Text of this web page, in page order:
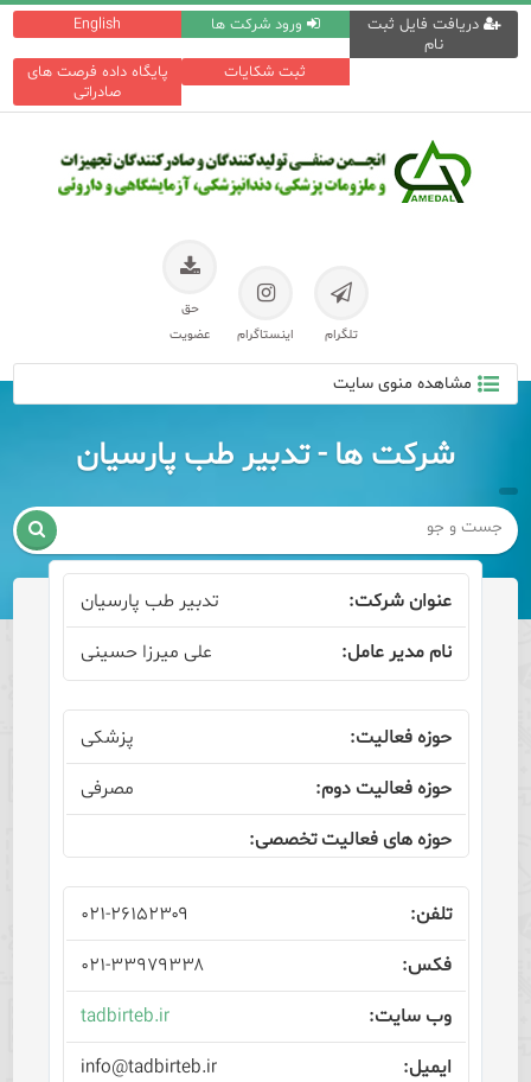
English ورود شرکت ها
دریافت فایل ثبت
نام
پایگاه داده فرصت های
صادراتی
ثبت شکایات
تلگرام اینستاگرام
حق
عضویت
مشاهده منوی سایت
شرکت ها - تدبیر طب پارسیان

تدبیر طب پارسیان
علی میرزا حسینی
پزشکی
مصرفی
۰۲۱-۲۶۱۵۲۳۰۹
۰۲۱-۳۳۹۷۹۳۳۸
tadbirteb.ir
info@tadbirteb.ir